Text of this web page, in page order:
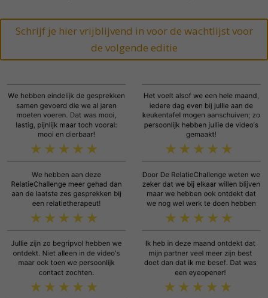
Schrijf je hier vrijblijvend in voor de wachtlijst voor
de volgende editie